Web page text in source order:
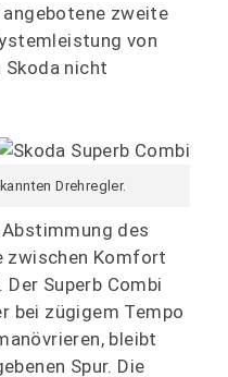
zweite
von
Skoda nicht
Drehregler.
des
zwischen Komfort
Superb Combi
bei zügigem Tempo
bleibt
Spur. Die